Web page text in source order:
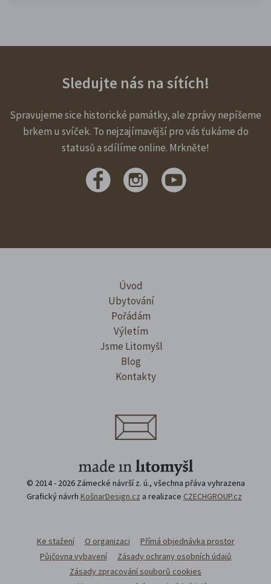
Sledujte nás na sítích!
Spravujeme sice historické památky, ale zprávy nepíšeme
brkem u svíček. To nejzajímavější pro vás ťukáme do
statusů a sdílíme online. Mrkněte!
Úvod
Ubytování
Pořádám
Výletím
Jsme Litomyšl
Blog
Kontakty
© 2014 - 2026 Zámecké návrší z. ú., všechna přáva vyhrazena
Grafický návrh KošnarDesign.cz a realizace CZECHGROUP.cz
Ke stažení O organizaci
Přímá objednávka prostor
Půjčovna vybavení
Zásady ochrany osobních údajů
Zásady zpracování souborů cookies